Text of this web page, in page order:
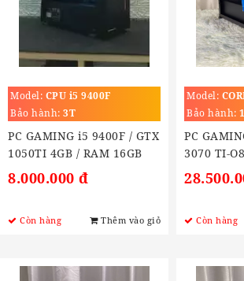
Model: CPU i5 9400F
Bảo hành: 3T
PC GAMING i5 9400F / GTX
1050TI 4GB / RAM 16GB
/SSD 240Gb
8.000.000 đ
Còn hàng Thêm vào giỏ
Model:
(2.1GHz
Bảo hành:
PC
3070 TI-
Còn hàng